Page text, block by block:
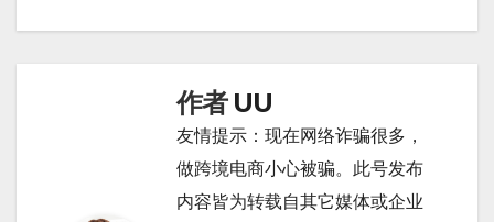
作者 UU
友情提示：现在网络诈骗很多，
做跨境电商小心被骗。此号发布
内容皆为转载自其它媒体或企业